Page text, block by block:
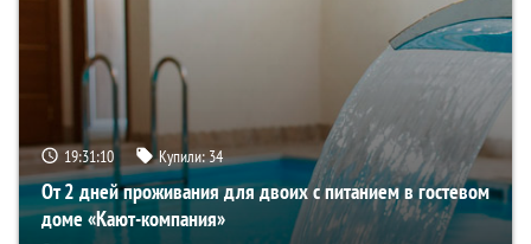
19:31:09 Купили:34
От 2 дней проживания для двоих с питанием в гостевом
доме «Кают-компания»